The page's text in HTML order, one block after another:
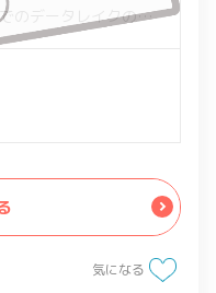
のデータレイクの構
るデータの状況の洗
気になる